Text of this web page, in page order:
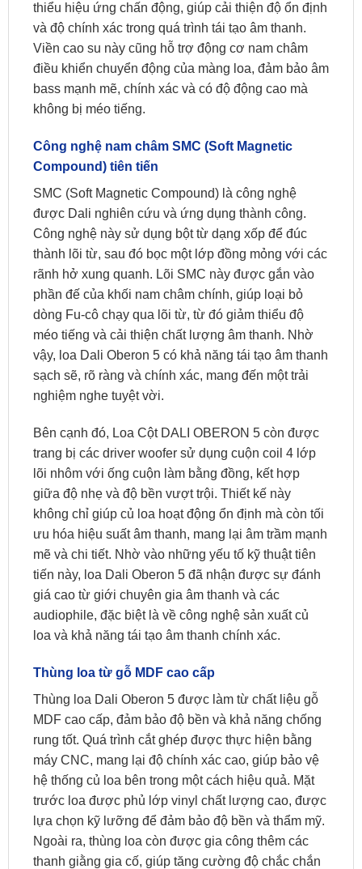
thiểu hiệu ứng chấn động, giúp cải thiện độ ổn định
và độ chính xác trong quá trình tái tạo âm thanh.
Viền cao su này cũng hỗ trợ động cơ nam châm
điều khiển chuyển động của màng loa, đảm bảo âm
bass mạnh mẽ, chính xác và có độ động cao mà
không bị méo tiếng.
Công nghệ nam châm SMC (Soft Magnetic
Compound) tiên tiến
SMC (Soft Magnetic Compound) là công nghệ
được Dali nghiên cứu và ứng dụng thành công.
Công nghệ này sử dụng bột từ dạng xốp để đúc
thành lõi từ, sau đó bọc một lớp đồng mỏng với các
rãnh hở xung quanh. Lõi SMC này được gắn vào
phần đế của khối nam châm chính, giúp loại bỏ
dòng Fu-cô chạy qua lõi từ, từ đó giảm thiểu độ
méo tiếng và cải thiện chất lượng âm thanh. Nhờ
vậy, loa Dali Oberon 5 có khả năng tái tạo âm thanh
sạch sẽ, rõ ràng và chính xác, mang đến một trải
nghiệm nghe tuyệt vời.
Bên cạnh đó, Loa Cột DALI OBERON 5 còn được
trang bị các driver woofer sử dụng cuộn coil 4 lớp
lõi nhôm với ống cuộn làm bằng đồng, kết hợp
giữa độ nhẹ và độ bền vượt trội. Thiết kế này
không chỉ giúp củ loa hoạt động ổn định mà còn tối
ưu hóa hiệu suất âm thanh, mang lại âm trầm mạnh
mẽ và chi tiết. Nhờ vào những yếu tố kỹ thuật tiên
tiến này, loa Dali Oberon 5 đã nhận được sự đánh
giá cao từ giới chuyên gia âm thanh và các
audiophile, đặc biệt là về công nghệ sản xuất củ
loa và khả năng tái tạo âm thanh chính xác.
Thùng loa từ gỗ MDF cao cấp
Thùng loa Dali Oberon 5 được làm từ chất liệu gỗ
MDF cao cấp, đảm bảo độ bền và khả năng chống
rung tốt. Quá trình cắt ghép được thực hiện bằng
máy CNC, mang lại độ chính xác cao, giúp bảo vệ
hệ thống củ loa bên trong một cách hiệu quả. Mặt
trước loa được phủ lớp vinyl chất lượng cao, được
lựa chọn kỹ lưỡng để đảm bảo độ bền và thẩm mỹ.
Ngoài ra, thùng loa còn được gia công thêm các
thanh giằng gia cố, giúp tăng cường độ chắc chắn